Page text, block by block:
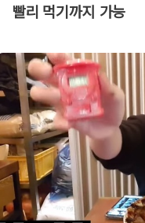
빨리 먹기까지 가능